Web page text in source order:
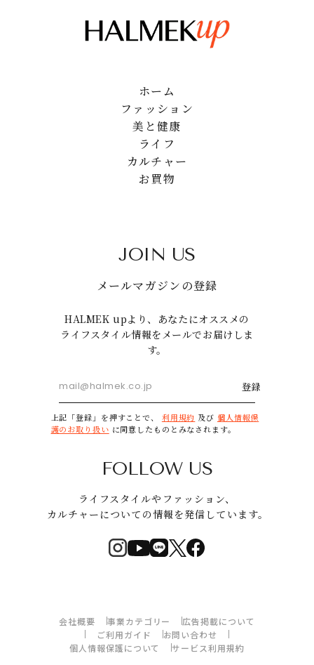
ホーム
ファッション
美と健康
ライフ
カルチャー
お買物
JOIN US
メールマガジンの登録
HALMEK upより、あなたにオススメの
ライフスタイル情報をメールでお届けしま
す。
登録
上記「登録」を押すことで、 利用規約 及び 個人情報保
護のお取り扱い に同意したものとみなされます。
FOLLOW US
ライフスタイルやファッション、
カルチャーについての情報を発信しています。
会社概要 事業カテゴリー
広告掲載について
ご利用ガイド
お問い合わせ
個人情報保護について
サービス利用規約